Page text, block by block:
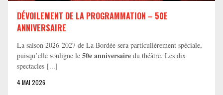
DÉVOILEMENT DE LA PROGRAMMATION – 50E
ANNIVERSAIRE
La saison 2026-2027 de La Bordée sera particulièrement spéciale,
puisqu’elle souligne le 50e anniversaire du théâtre. Les dix
spectacles [...]
4 MAI 2026